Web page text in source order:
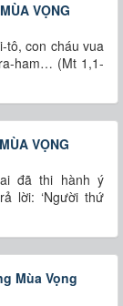
VỌNG
tô, con cháu vua
ham… (Mt 1,1-
VỌNG
đã thi hành ý
lời: ‘Người thứ
Mùa Vọng